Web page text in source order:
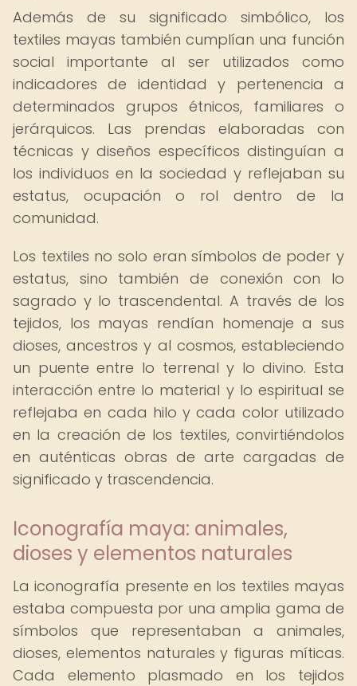
Además de su significado simbólico, los
textiles mayas también cumplían una función
social importante al ser utilizados como
indicadores de identidad y pertenencia a
determinados grupos étnicos, familiares o
jerárquicos. Las prendas elaboradas con
técnicas y diseños específicos distinguían a
los individuos en la sociedad y reflejaban su
estatus, ocupación o rol dentro de la
comunidad.
Los textiles no solo eran símbolos de poder y
estatus, sino también de conexión con lo
sagrado y lo trascendental. A través de los
tejidos, los mayas rendían homenaje a sus
dioses, ancestros y al cosmos, estableciendo
un puente entre lo terrenal y lo divino. Esta
interacción entre lo material y lo espiritual se
reflejaba en cada hilo y cada color utilizado
en la creación de los textiles, convirtiéndolos
en auténticas obras de arte cargadas de
significado y trascendencia.
Iconografía maya: animales,
dioses y elementos naturales
La iconografía presente en los textiles mayas
estaba compuesta por una amplia gama de
símbolos que representaban a animales,
dioses, elementos naturales y figuras míticas.
Cada elemento plasmado en los tejidos